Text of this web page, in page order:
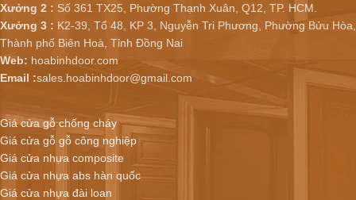
Xưởng 2 : Số 361 TX25, Phường Thạnh Xuân, Q12, TP. HCM.
Xưởng 3 : K2-39, Tổ 48, KP 3, Nguyễn Tri Phương, Phường Bửu Hòa,
Thành phố Biên Hoà, Tỉnh Đồng Nai
Web: hoabinhdoor.com
Email :sales.hoabinhdoor@gmail.com
Giá cửa gỗ chống cháy
Giá cửa gỗ gỗ công nghiệp
Giá cửa nhựa composite
Giá cửa nhựa abs hàn quốc
Giá cửa nhựa đài loan